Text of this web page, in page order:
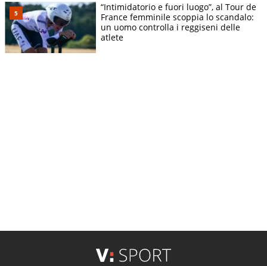
“Intimidatorio e fuori luogo”, al Tour de
France femminile scoppia lo scandalo:
un uomo controlla i reggiseni delle
atlete